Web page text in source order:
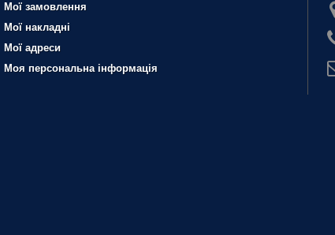
Мої замовлення
Мої накладні
Мої адреси
Моя персональна інформація